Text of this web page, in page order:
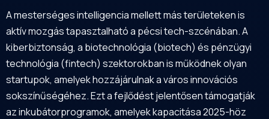
A mesterséges intelligencia mellett más területeken is
aktív mozgás tapasztalható a pécsi tech-szcénában. A
kiberbiztonság, a biotechnológia (biotech) és pénzügyi
technológia (fintech) szektorokban is működnek olyan
startupok, amelyek hozzájárulnak a város innovációs
sokszínűségéhez. Ezt a fejlődést jelentősen támogatják
az inkubátorprogramok, amelyek kapacitása 2025-höz